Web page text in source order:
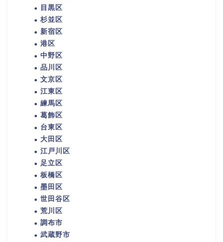
目黒区
杉並区
新宿区
港区
中野区
品川区
文京区
江東区
練馬区
葛飾区
台東区
大田区
江戸川区
足立区
板橋区
墨田区
世田谷区
荒川区
調布市
武蔵野市